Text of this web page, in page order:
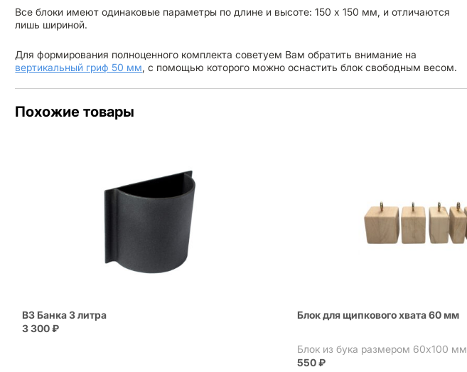
Все блоки имеют одинаковые параметры по длине и высоте: 150 х 150 мм, и отличаются
лишь шириной.
Для формирования полноценного комплекта советуем Вам обратить внимание на
вертикальный гриф 50 мм, с помощью которого можно оснастить блок свободным весом.
Похожие товары
B3 Банка 3 литра
3 300₽
Блок для щипкового хвата 60 мм
Блок из бука размером 60х100 мм
550₽